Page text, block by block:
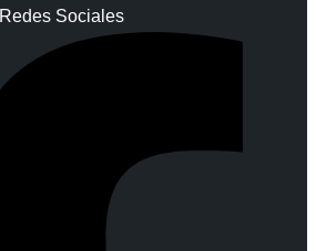
Redes Sociales